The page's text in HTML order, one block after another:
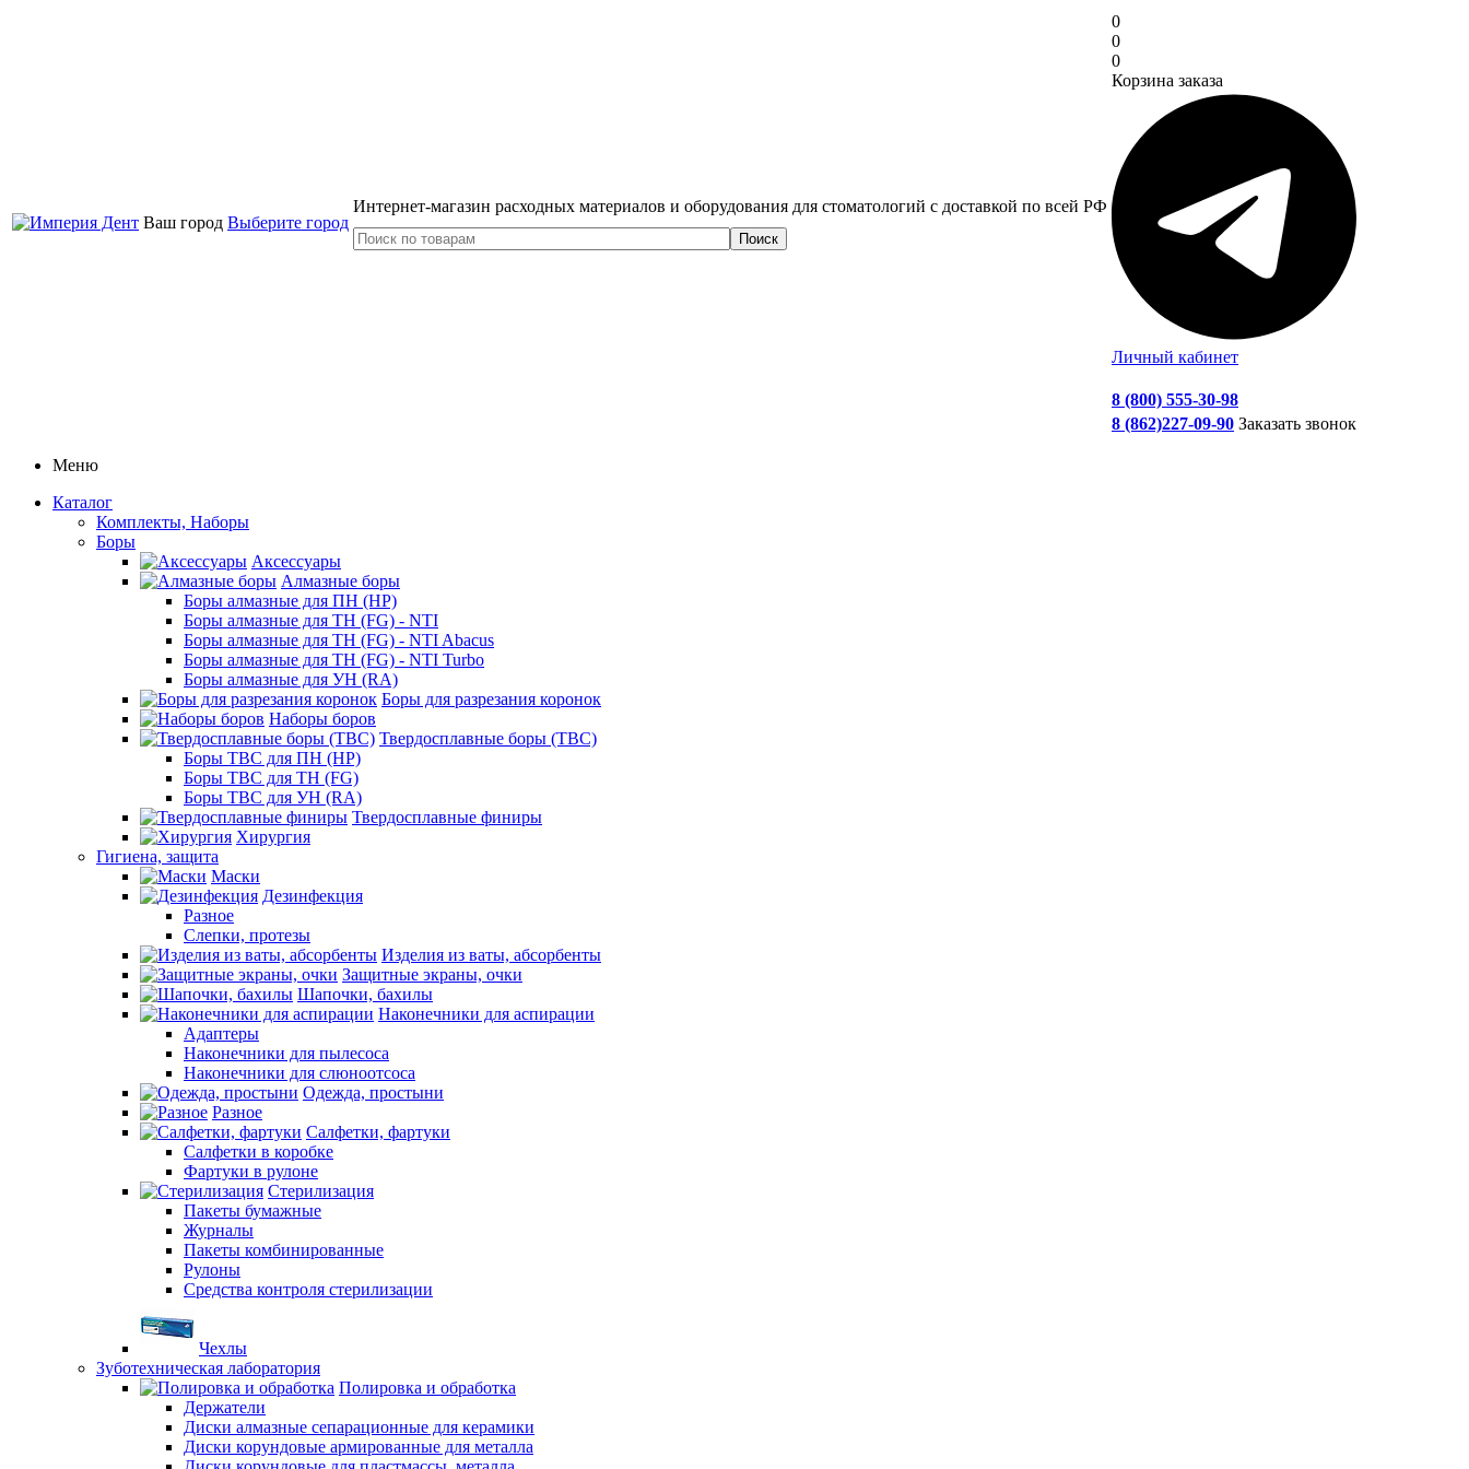
Ваш город Выберите город
Интернет-магазин расходных материалов и оборудования для стоматологий с доставкой по всей РФ
0
0
0
Корзина заказа
Личный кабинет
8 (800) 555-30-98
8 (862)227-09-90 Заказать звонок
Меню
Каталог
Комплекты, Наборы
Боры
Аксессуары
Алмазные боры
Боры алмазные для ПН (HP)
Боры алмазные для ТН (FG) - NTI
Боры алмазные для ТН (FG) - NTI Abacus
Боры алмазные для ТН (FG) - NTI Turbo
Боры алмазные для УН (RA)
Боры для разрезания коронок
Наборы боров
Твердосплавные боры (ТВС)
Боры ТВС для ПН (HP)
Боры ТВС для ТН (FG)
Боры ТВС для УН (RA)
Твердосплавные финиры
Хирургия
Гигиена, защита
Маски
Дезинфекция
Разное
Слепки, протезы
Изделия из ваты, абсорбенты
Защитные экраны, очки
Шапочки, бахилы
Наконечники для аспирации
Адаптеры
Наконечники для пылесоса
Наконечники для слюноотсоса
Одежда, простыни
Разное
Салфетки, фартуки
Салфетки в коробке
Фартуки в рулоне
Стерилизация
Пакеты бумажные
Журналы
Пакеты комбинированные
Рулоны
Средства контроля стерилизации
Чехлы
Зуботехническая лаборатория
Полировка и обработка
Держатели
Диски алмазные сепарационные для керамики
Диски корундовые армированные для металла